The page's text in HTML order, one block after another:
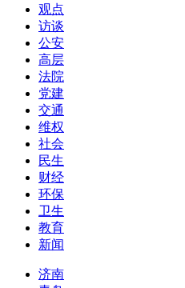
观点
访谈
公安
高层
法院
党建
交通
维权
社会
民生
财经
环保
卫生
教育
新闻
济南